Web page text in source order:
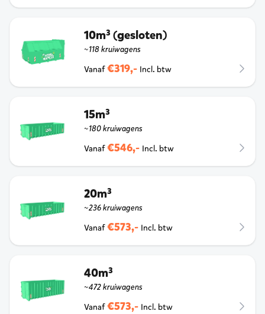
10m³ (gesloten)
~118 kruiwagens
Vanaf €319,- Incl. btw
15m³
~180 kruiwagens
Vanaf €546,- Incl. btw
20m³
~236 kruiwagens
Vanaf €573,- Incl. btw
40m³
~472 kruiwagens
Vanaf €573,- Incl. btw